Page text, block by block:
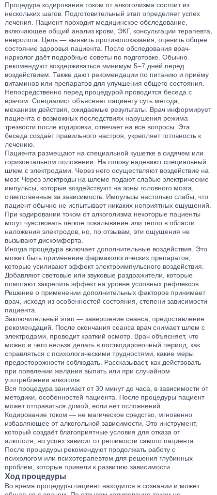
Процедура кодирования током от алкоголизма состоит из
нескольких шагов. Подготовительный этап определяет успех
лечения. Пациент проходит медицинское обследование,
включающее общий анализ крови, ЭКГ, консультации терапевта,
невролога. Цель — выявить противопоказания, оценить общее
состояние здоровья пациента. После обследования врач-
нарколог даёт подробные советы по подготовке. Обычно
рекомендуют воздерживаться минимум 5–7 дней перед
воздействием. Также дают рекомендации по питанию и приёму
витаминов или препаратов для улучшения общего состояния.
Непосредственно перед процедурой проводится беседа с
врачом. Специалист объясняет пациенту суть метода,
механизм действия, ожидаемые результаты. Врач информирует
пациента о возможных последствиях нарушения режима
трезвости после кодировки, отвечает на все вопросы. Эта
беседа создаёт правильного настроя, укрепляет готовность к
лечению.
Пациента размещают на специальной кушетке в сидячем или
горизонтальном положении. На голову надевают специальный
шлем с электродами. Через него осуществляют воздействие на
мозг. Через электроды на шлеме подают слабые электрические
импульсы, которые воздействуют на зоны головного мозга,
ответственные за зависимость. Импульсы настолько слабы, что
пациент обычно не испытывает никаких неприятных ощущений.
При кодировании током от алкоголизма некоторые пациенты
могут чувствовать лёгкое покалывание или тепло в области
наложения электродов, но, по отзывам, эти ощущения не
вызывают дискомфорта.
Иногда процедура включает дополнительные воздействия. Это
может быть применение фармакологических препаратов,
которые усиливают эффект электроимпульсного воздействия.
Добавляют световые или звуковые раздражители, которые
помогают закрепить эффект на уровне условных рефлексов.
Решение о применении дополнительных факторов принимает
врач, исходя из особенностей состояния, степени зависимости
пациента.
Заключительный этап — завершение сеанса, предоставление
рекомендаций. После окончания сеанса врач снимает шлем с
электродами, проводит краткий осмотр. Врач объясняет, что
можно и чего нельзя делать в посткодировочный период, как
справляться с психологическими трудностями, какие меры
предосторожности соблюдать. Рассказывает, как действовать
при появлении желания выпить или при случайном
употреблении алкоголя.
Вся процедура занимает от 30 минут до часа, в зависимости от
методики, особенностей пациента. После процедуры пациент
может отправиться домой, если нет осложнений.
Кодирование током — не магическое средство, мгновенно
избавляющее от алкогольной зависимости. Это инструмент,
который создаёт благоприятные условия для отказа от
алкоголя, но успех зависит от решимости самого пациента.
После процедуры рекомендуют продолжать работу с
психологом или психотерапевтом для решения глубинных
проблем, которые привели к развитию зависимости.
Ход процедуры
Во время процедуры пациент находится в сознании и может